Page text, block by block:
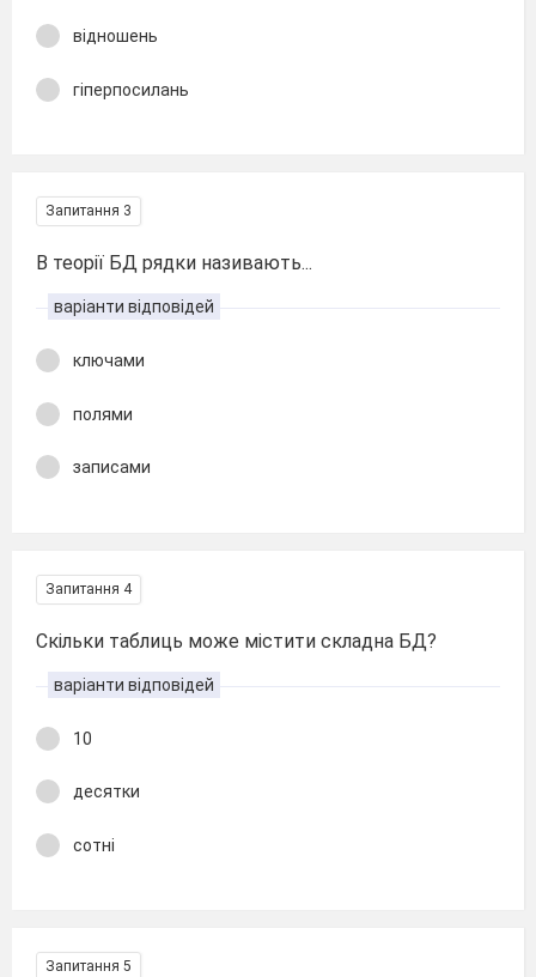
відношень
гіперпосилань
Запитання 3
В теорії БД рядки називають...
варіанти відповідей
ключами
полями
записами
Запитання 4
Скільки таблиць може містити складна БД?
варіанти відповідей
10
десятки
сотні
Запитання 5